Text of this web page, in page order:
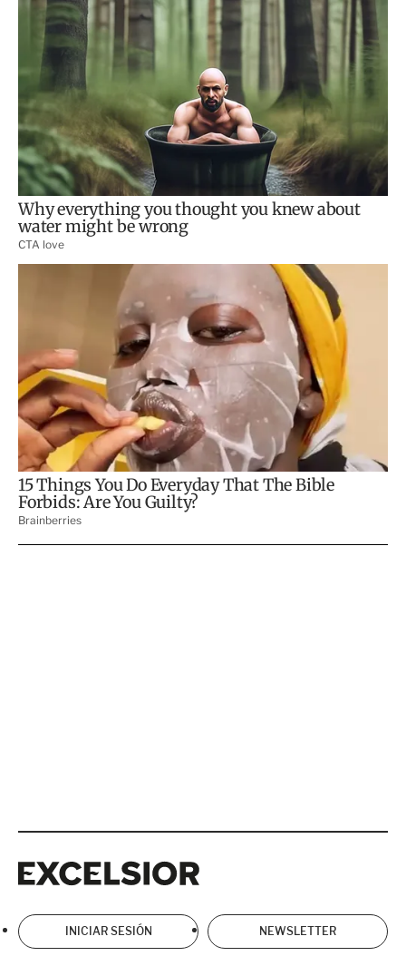
INICIAR SESIÓN NEWSLETTER